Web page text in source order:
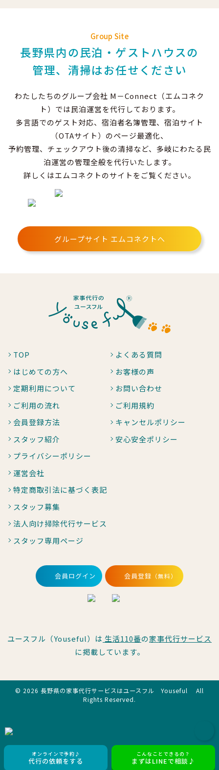
Group Site
長野県内の民泊・ゲストハウスの
管理、清掃はお任せください
わたしたちのグループ会社 M－Connect（エムコネク
ト）では民泊運営を代行しております。
多言語でのゲスト対応、宿泊者名簿管理、宿泊サイト
（OTAサイト）のページ最適化、
予約管理、チェックアウト後の清掃など、多岐にわたる民
泊運営の管理全般を代行いたします。
詳しくはエムコネクトのサイトをご覧ください。
グループサイト エムコネクトへ
TOP
はじめての方へ
定期利用について
ご利用の流れ
会員登録方法
スタッフ紹介
よくある質問
お客様の声
お問い合わせ
ご利用規約
キャンセルポリシー
安心安全ポリシー
プライバシーポリシー
運営会社
特定商取引法に基づく表記
スタッフ募集
法人向け掃除代行サービス
スタッフ専用ページ
会員ログイン 会員登録 （無料）
ユースフル（Youseful）は 生活110番の家事代行サービス
に掲載しています。
© 2026 長野県の家事代行サービスはユースフル Youseful All
Rights Reserved.
オンラインで予約♪
代行の依頼をする
こんなことできるの？
まずはLINEで相談♪